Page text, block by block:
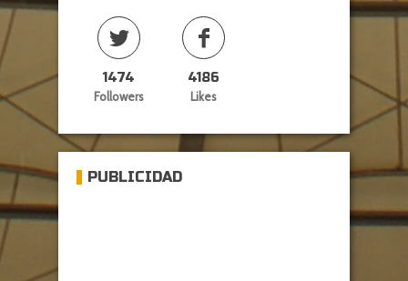
1474
Followers
4186
Likes
PUBLICIDAD